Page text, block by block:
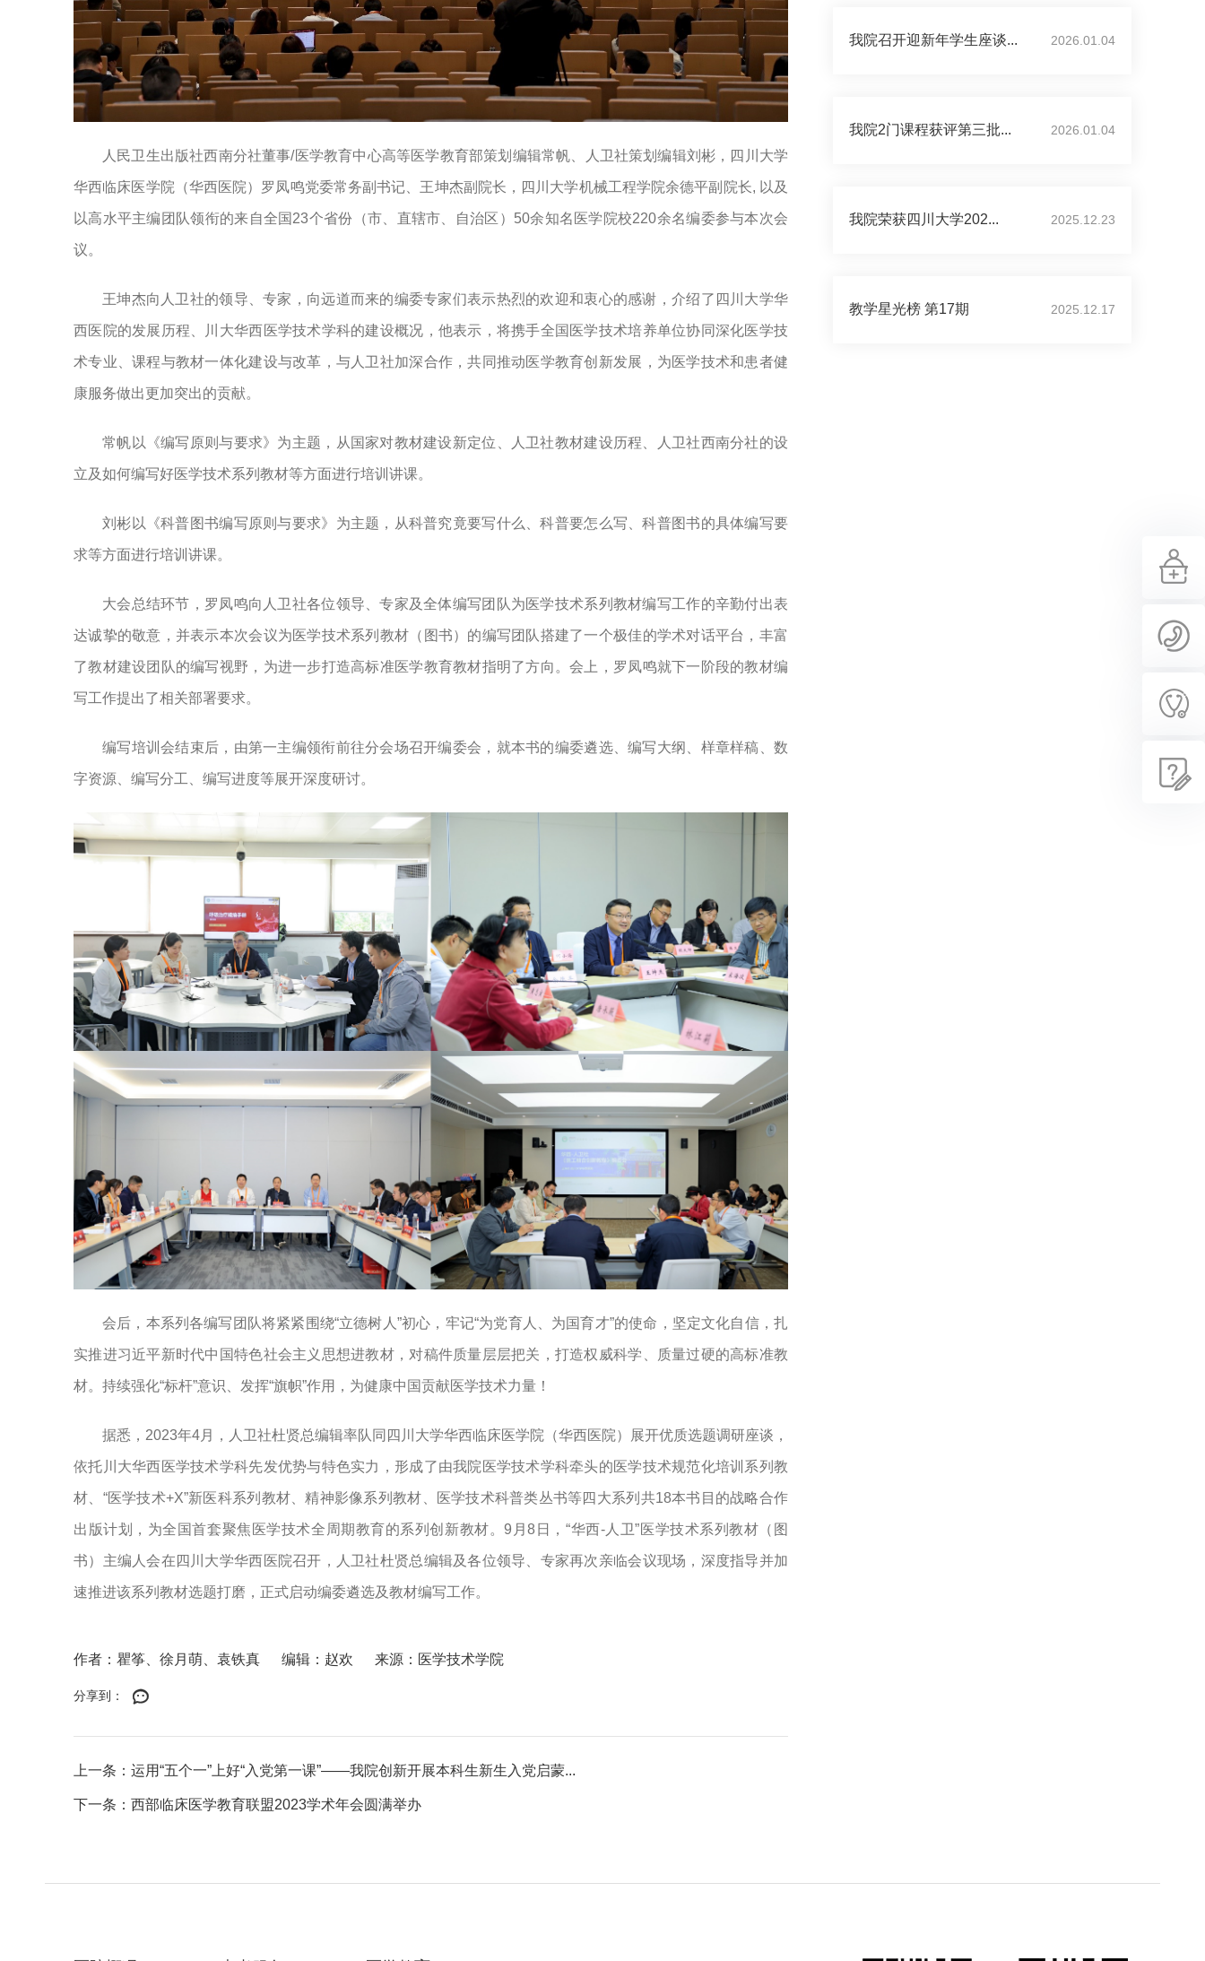
人民卫生出版社西南分社董事/医学教育中心高等医学教育部策划编辑常帆、人卫社策划编辑刘彬，四川大学
华西临床医学院（华西医院）罗凤鸣党委常务副书记、王坤杰副院长，四川大学机械工程学院余德平副院长, 以及
以高水平主编团队领衔的来自全国23个省份（市、直辖市、自治区）50余知名医学院校220余名编委参与本次会
议。
王坤杰向人卫社的领导、专家，向远道而来的编委专家们表示热烈的欢迎和衷心的感谢，介绍了四川大学华
西医院的发展历程、川大华西医学技术学科的建设概况，他表示，将携手全国医学技术培养单位协同深化医学技
术专业、课程与教材一体化建设与改革，与人卫社加深合作，共同推动医学教育创新发展，为医学技术和患者健
康服务做出更加突出的贡献。
常帆以《编写原则与要求》为主题，从国家对教材建设新定位、人卫社教材建设历程、人卫社西南分社的设
立及如何编写好医学技术系列教材等方面进行培训讲课。
刘彬以《科普图书编写原则与要求》为主题，从科普究竟要写什么、科普要怎么写、科普图书的具体编写要
求等方面进行培训讲课。
大会总结环节，罗凤鸣向人卫社各位领导、专家及全体编写团队为医学技术系列教材编写工作的辛勤付出表
达诚挚的敬意，并表示本次会议为医学技术系列教材（图书）的编写团队搭建了一个极佳的学术对话平台，丰富
了教材建设团队的编写视野，为进一步打造高标准医学教育教材指明了方向。会上，罗凤鸣就下一阶段的教材编
写工作提出了相关部署要求。
编写培训会结束后，由第一主编领衔前往分会场召开编委会，就本书的编委遴选、编写大纲、样章样稿、数
字资源、编写分工、编写进度等展开深度研讨。
会后，本系列各编写团队将紧紧围绕“立德树人”初心，牢记“为党育人、为国育才”的使命，坚定文化自信，扎
实推进习近平新时代中国特色社会主义思想进教材，对稿件质量层层把关，打造权威科学、质量过硬的高标准教
材。持续强化“标杆”意识、发挥“旗帜”作用，为健康中国贡献医学技术力量！
据悉，2023年4月，人卫社杜贤总编辑率队同四川大学华西临床医学院（华西医院）展开优质选题调研座谈，
依托川大华西医学技术学科先发优势与特色实力，形成了由我院医学技术学科牵头的医学技术规范化培训系列教
材、“医学技术+X”新医科系列教材、精神影像系列教材、医学技术科普类丛书等四大系列共18本书目的战略合作
出版计划，为全国首套聚焦医学技术全周期教育的系列创新教材。9月8日，“华西-人卫”医学技术系列教材（图
书）主编人会在四川大学华西医院召开，人卫社杜贤总编辑及各位领导、专家再次亲临会议现场，深度指导并加
速推进该系列教材选题打磨，正式启动编委遴选及教材编写工作。
作者：瞿筝、徐月萌、袁铁真 编辑：赵欢 来源：医学技术学院
分享到：
上一条：运用“五个一”上好“入党第一课”——我院创新开展本科生新生入党启蒙...
下一条：西部临床医学教育联盟2023学术年会圆满举办
我院召开迎新年学生座谈... 2026.01.04
我院2门课程获评第三批... 2026.01.04
我院荣获四川大学202... 2025.12.23
教学星光榜 第17期 2025.12.17